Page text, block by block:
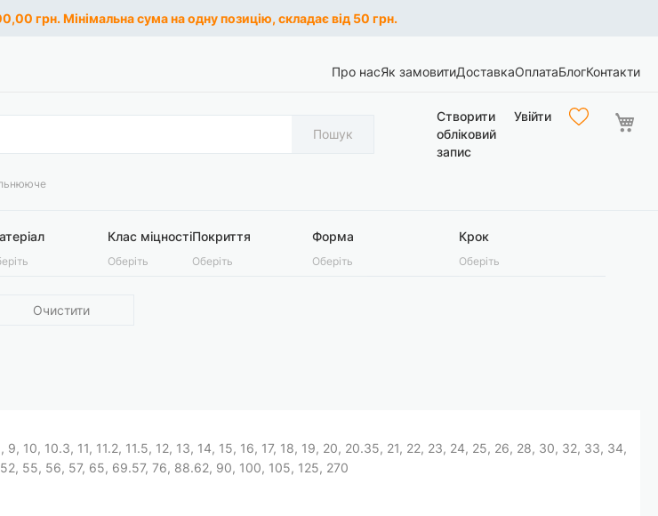
грн. Мінімальна сума на одну позицію, складає від 50 грн.
Про насЯк замовитиДоставкаОплатаБлогКонтакти
Пошук
Створити
обліковий
запис
Увійти
Клас міцності
Оберіть
Покриття
Оберіть
Форма
Оберіть
Крок
Оберіть
Очистити
9, 10, 10.3, 11, 11.2, 11.5, 12, 13, 14, 15, 16, 17, 18, 19, 20, 20.35, 21, 22, 23, 24, 25, 26, 28, 30, 32, 33, 34,
55, 56, 57, 65, 69.57, 76, 88.62, 90, 100, 105, 125, 270